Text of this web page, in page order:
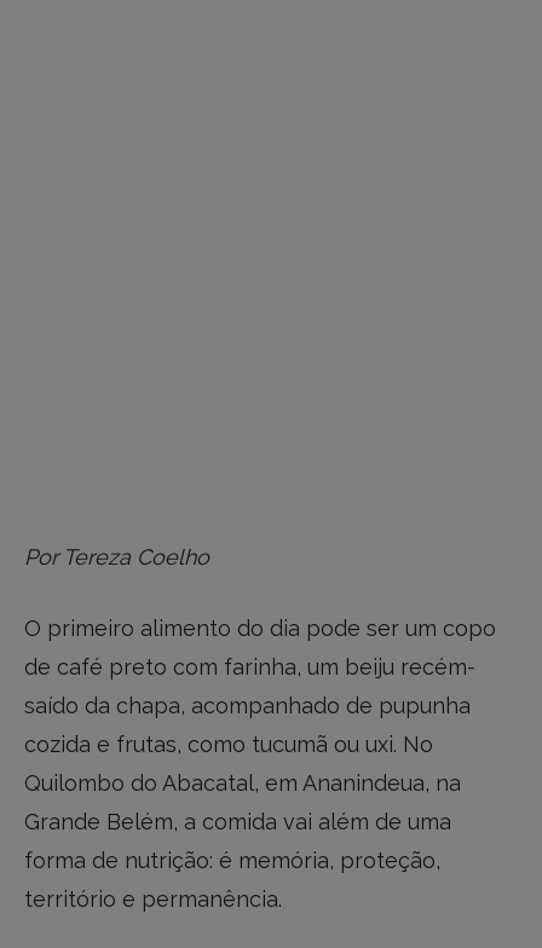
Por Tereza Coelho
O primeiro alimento do dia pode ser um copo
de café preto com farinha, um beiju recém-
saído da chapa, acompanhado de pupunha
cozida e frutas, como tucumã ou uxi. No
Quilombo do Abacatal, em Ananindeua, na
Grande Belém, a comida vai além de uma
forma de nutrição: é memória, proteção,
território e permanência.